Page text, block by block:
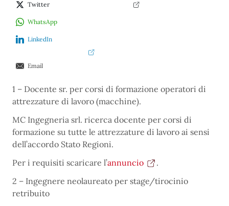
Twitter
WhatsApp
LinkedIn
Email
1 – Docente sr. per corsi di formazione operatori di
attrezzature di lavoro (macchine).
MC Ingegneria srl. ricerca docente per corsi di
formazione su tutte le attrezzature di lavoro ai sensi
dell’accordo Stato Regioni.
Per i requisiti scaricare l’annuncio
.
2 – Ingegnere neolaureato per stage/tirocinio
retribuito